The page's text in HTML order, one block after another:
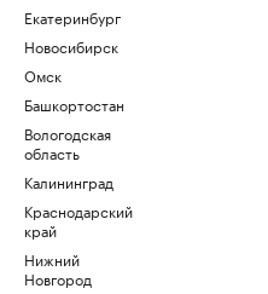
Екатеринбург
Новосибирск
Омск
Башкортостан
Вологодская
область
Калининград
Краснодарский
край
Нижний
Новгород